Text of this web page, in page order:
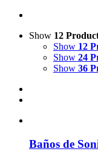
Show 12
Show 12
Show 24
Show 36
Baños de